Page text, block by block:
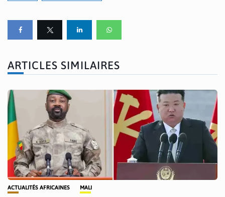
ARTICLES SIMILAIRES
ACTUALITÉS AFRICAINES MALI